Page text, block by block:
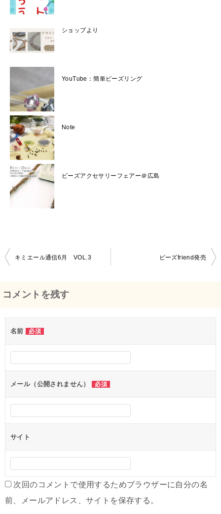
ショップより
YouTube：簡単ビーズリング
Note
ビーズアクセサリーフェアー＠広島
稿
ー
ョ
ン
キミエール通信6月 VOL.3 ビーズfriend発売
コメントを残す
名前 必須
メール（公開されません） 必須
サイト
次回のコメントで使用するためブラウザーに自分の名
前、メールアドレス、サイトを保存する。